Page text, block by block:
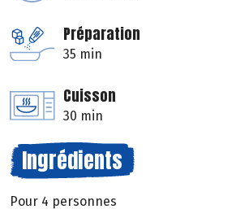
Préparation
35 min
Cuisson
30 min
Ingrédients
Pour 4 personnes